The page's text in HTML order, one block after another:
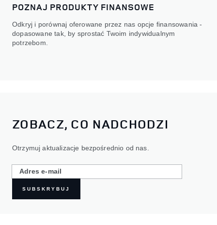
POZNAJ PRODUKTY FINANSOWE
Odkryj i porównaj oferowane przez nas opcje finansowania -
dopasowane tak, by sprostać Twoim indywidualnym
potrzebom.
ZOBACZ, CO NADCHODZI
Otrzymuj aktualizacje bezpośrednio od nas.
SUBSKRYBUJ